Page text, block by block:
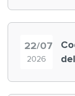
22/07
2026
del